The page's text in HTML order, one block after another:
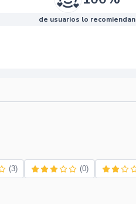
de usuarios lo recomiendan
(3) (0)